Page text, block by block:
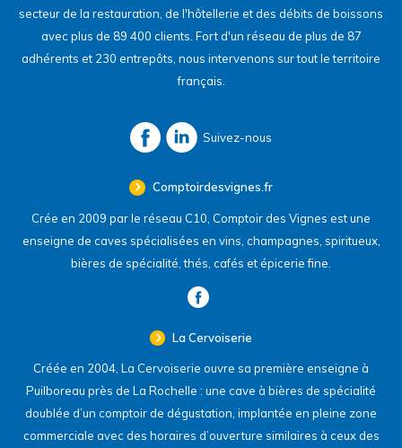
secteur de la restauration, de l'hôtellerie et des débits de boissons
avec plus de 89 400 clients. Fort d'un réseau de plus de 87
adhérents et 230 entrepôts, nous intervenons sur tout le territoire
français.
Suivez-nous
Comptoirdesvignes.fr
Crée en 2009 par le réseau C10, Comptoir des Vignes est une
enseigne de caves spécialisées en vins, champagnes, spiritueux,
bières de spécialité, thés, cafés et épicerie fine.
La Cervoiserie
Créée en 2004, La Cervoiserie ouvre sa première enseigne à
Puilboreau près de La Rochelle : une cave à bières de spécialité
doublée d’un comptoir de dégustation, implantée en pleine zone
commerciale avec des horaires d’ouverture similaires à ceux des